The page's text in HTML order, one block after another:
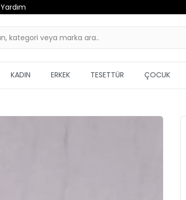
Yardım
KADIN ERKEK TESETTÜR ÇOCUK